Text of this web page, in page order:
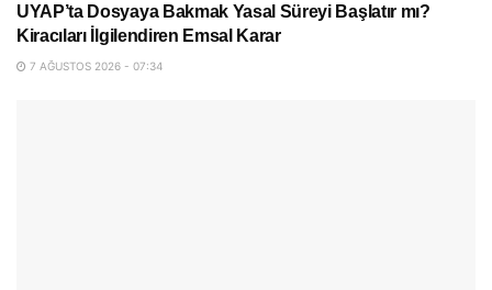
UYAP’ta Dosyaya Bakmak Yasal Süreyi Başlatır mı?
Kiracıları İlgilendiren Emsal Karar
7 AĞUSTOS 2026 - 07:34